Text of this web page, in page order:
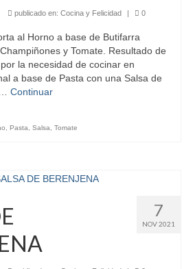
publicado en: Cocina y Felicidad 0
al Horno a base de Butifarra
y Tomate. Resultado de
la necesidad de cocinar en
a base de Pasta con una Salsa de
Continuar
, Pasta, Salsa, Tomate
7
NOV 2021